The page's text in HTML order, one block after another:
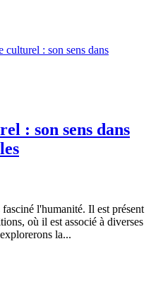
: son sens dans
l'humanité. Il est présent
où il est associé à diverses
la...